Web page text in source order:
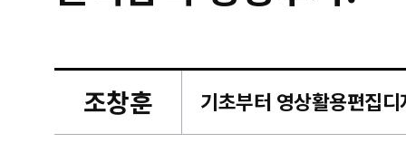
조창훈